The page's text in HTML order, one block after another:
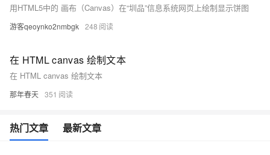
用HTML5中的 画布（Canvas）在“圳品”信息系统网页上绘制显示饼图
游客qeoynko2nmbgk 248
在 HTML canvas 绘制文本
在 HTML canvas 绘制文本
那年春天 351
热门文章 最新文章